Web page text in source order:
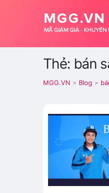
Thẻ: bán
MGG.VN > Blog >